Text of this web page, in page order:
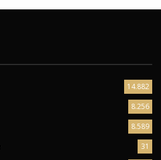
14.882
8.256
8.589
31